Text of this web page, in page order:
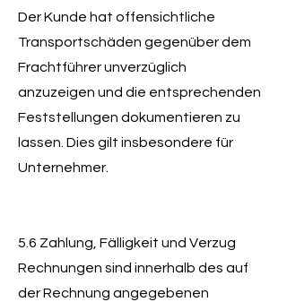
Der Kunde hat offensichtliche
Transportschäden gegenüber dem
Frachtführer unverzüglich
anzuzeigen und die entsprechenden
Feststellungen dokumentieren zu
lassen. Dies gilt insbesondere für
Unternehmer.
​5.6 Zahlung, Fälligkeit und Verzug
Rechnungen sind innerhalb des auf
der Rechnung angegebenen